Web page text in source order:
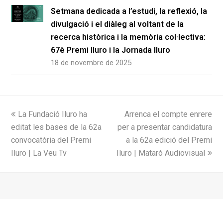
Setmana dedicada a l’estudi, la reflexió, la
divulgació i el diàleg al voltant de la
recerca històrica i la memòria col·lectiva:
67è Premi Iluro i la Jornada Iluro
18 de novembre de 2025
previous
post:
La Fundació Iluro ha
editat les bases de la 62a
convocatòria del Premi
Iluro | La Veu Tv
next
post:
Arrenca el compte enrere
per a presentar candidatura
a la 62a edició del Premi
Iluro | Mataró Audiovisual